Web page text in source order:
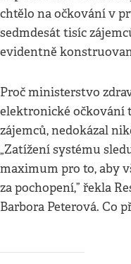
chtělo na očkování v
sedmdesát tisíc
evidentně
Proč ministerstvo
elektronické očkování
zájemců, nedokázal
„Zatížení systému
maximum pro to, aby
za pochopení,” řekla
Barbora Peterová. Co